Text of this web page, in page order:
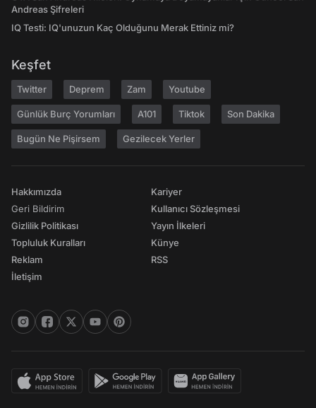
Andreas Şifreleri
IQ Testi: IQ'unuzun Kaç Olduğunu Merak Ettiniz mi?
Keşfet
Twitter Deprem Zam Youtube
Günlük Burç Yorumları A101 Tiktok Son Dakika
Bugün Ne Pişirsem Gezilecek Yerler
Hakkımızda
Geri Bildirim
Gizlilik Politikası
Topluluk Kuralları
Reklam
İletişim
Kariyer
Kullanıcı Sözleşmesi
Yayın İlkeleri
Künye
RSS